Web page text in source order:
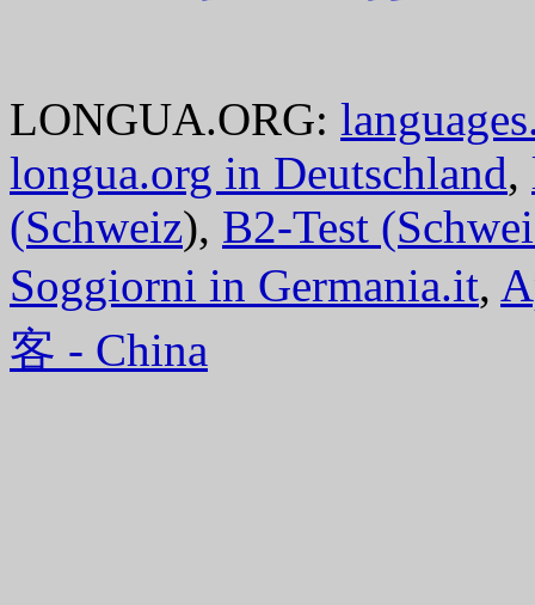
LONGUA.ORG:
longua.org in Deutschland,
(Schweiz), B2-Test
Soggiorni in Germania.it,
客 - China